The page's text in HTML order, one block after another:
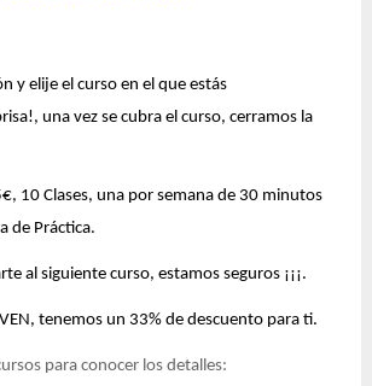
y elije el curso en el que estás
una vez se cubra el curso, cerramos la
10 Clases, una por semana de 30 minutos
de Práctica.
al siguiente curso, estamos seguros ¡¡¡.
tenemos un 33% de descuento para ti.
para conocer los detalles: